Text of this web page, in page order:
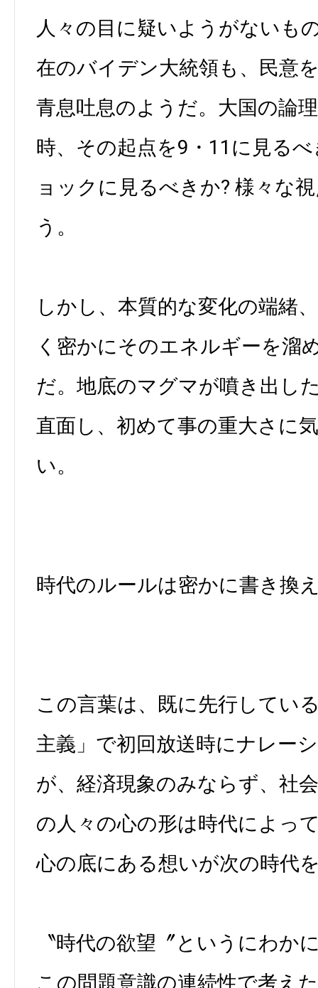
人々の目に疑いようがないも
在のバイデン大統領も、民意
青息吐息のようだ。大国の論
時、その起点を9・11に見る
ョックに見るべきか? 様々な
う。
しかし、本質的な変化の端緒
く密かにそのエネルギーを溜
だ。地底のマグマが噴き出し
直面し、初めて事の重大さに
い。
時代のルールは密かに書き換
この言葉は、既に先行してい
主義」で初回放送時にナレー
が、経済現象のみならず、社
の人々の心の形は時代によっ
心の底にある想いが次の時代
〝時代の欲望〞というにわか
この問題意識の連続性で考え